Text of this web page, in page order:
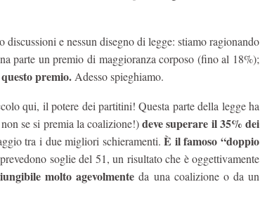
e nessun disegno di legge: stiamo ragionando
parte un premio di maggioranza corposo (fino al 18%);
premio. Adesso spieghiamo.
qui, il potere dei partitini! Questa parte della legge ha
se si premia la coalizione!)deve superare il 35% dei
tra i due migliori schieramenti.È il famoso “doppio
soglie del 51, un risultato che è oggettivamente
molto agevolmente da una coalizione o da un